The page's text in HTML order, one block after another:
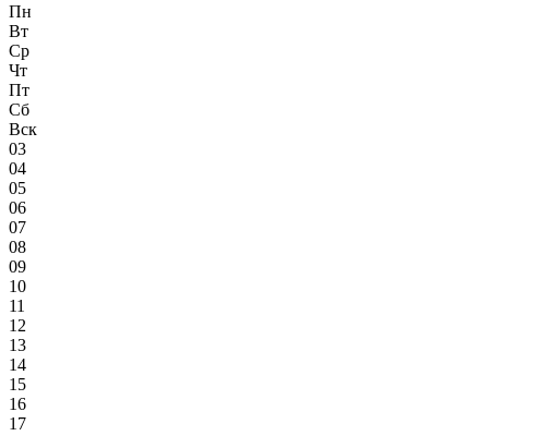
Пн
Вт
Ср
Чт
Пт
Сб
Вск
03
04
05
06
07
08
09
10
11
12
13
14
15
16
17